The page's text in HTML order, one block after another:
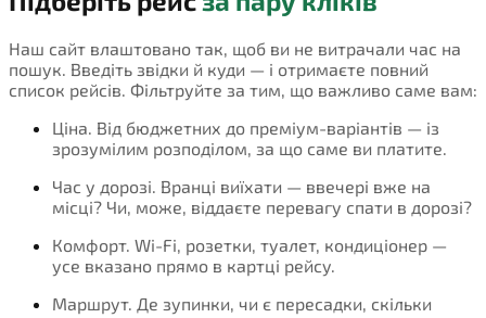
Наш сайт влаштовано так, щоб ви не витрачали час на
пошук. Введіть звідки й куди — і отримаєте повний
список рейсів. Фільтруйте за тим, що важливо саме вам:
Ціна. Від бюджетних до преміум-варіантів — із
зрозумілим розподілом, за що саме ви платите.
Час у дорозі. Вранці виїхати — ввечері вже на
місці? Чи, може, віддаєте перевагу спати в дорозі?
Комфорт. Wi-Fi, розетки, туалет, кондиціонер —
усе вказано прямо в картці рейсу.
Маршрут. Де зупинки, чи є пересадки, скільки